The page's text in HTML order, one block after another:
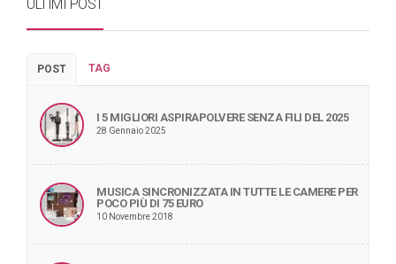
ULTIMI POST
POST TAG
I 5 MIGLIORI ASPIRAPOLVERE SENZA FILI DEL 2025
28 Gennaio 2025
MUSICA SINCRONIZZATA IN TUTTE LE CAMERE PER
POCO PIÙ DI 75 EURO
10 Novembre 2018